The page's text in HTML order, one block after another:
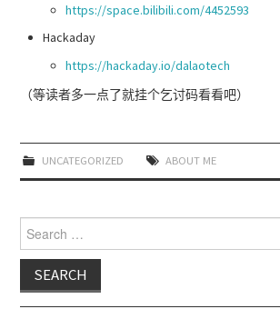
https://space.bilibili.com/4452593
Hackaday
https://hackaday.io/dalaotech
（等读者多一点了就挂个乞讨码看看吧）
UNCATEGORIZED ABOUT ME
Search for: